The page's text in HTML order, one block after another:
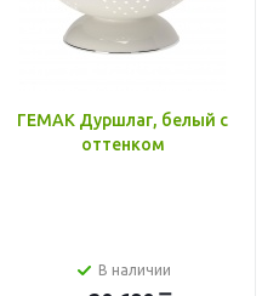
ГЕМАК Дуршлаг, белый с
оттенком
В наличии